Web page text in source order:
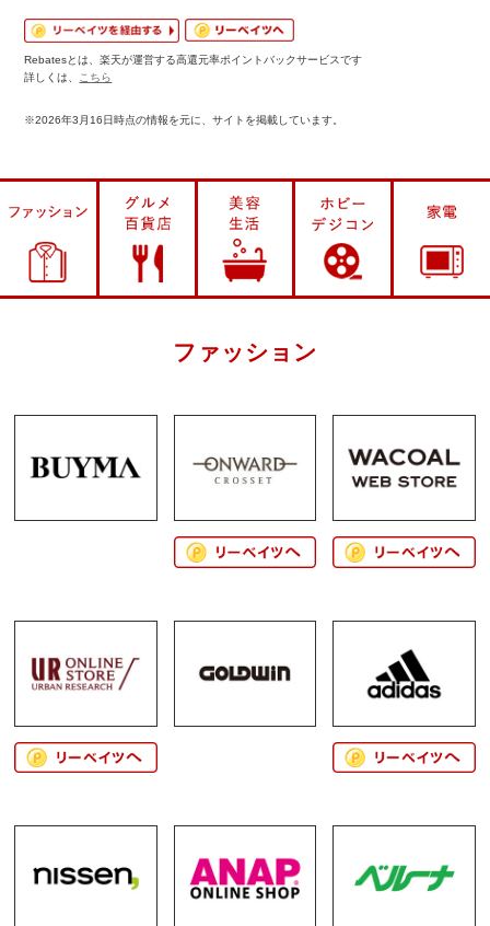
Rebatesとは、楽天が運営する高還元率ポイントバックサービスです
詳しくは、 こちら
※2026年3月16日時点の情報を元に、サイトを掲載しています。
ファッション